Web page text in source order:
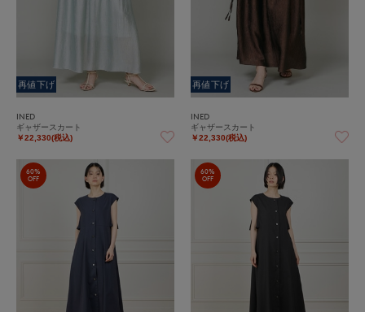
再値下げ
INED
ギャザースカート
￥22,330(税込)
再値下げ
INED
ギャザースカート
￥22,330(税込)
60%
OFF
60%
OFF